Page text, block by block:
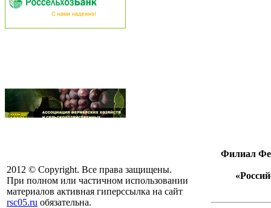
2012 © Copyright. Все права защищены.
При полном или частичном использовании
материалов активная гиперссылка на сайт
rsc05.ru обязательна.
Филиал